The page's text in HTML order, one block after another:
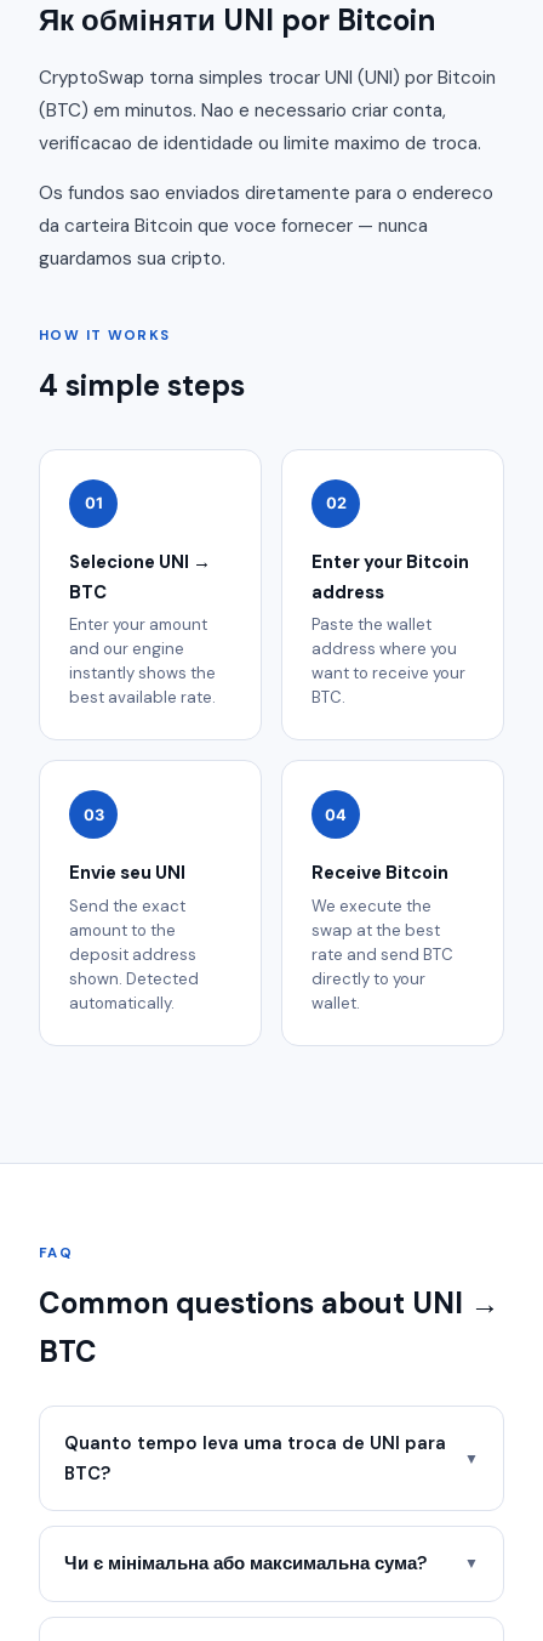
Як обміняти UNI por Bitcoin
CryptoSwap torna simples trocar UNI (UNI) por Bitcoin
(BTC) em minutos. Nao e necessario criar conta,
verificacao de identidade ou limite maximo de troca.
Os fundos sao enviados diretamente para o endereco
da carteira Bitcoin que voce fornecer — nunca
guardamos sua cripto.
HOW IT WORKS
4 simple steps
01
Selecione UNI →
BTC
Enter your amount
and our engine
instantly shows the
best available rate.
02
Enter your Bitcoin
address
Paste the wallet
address where you
want to receive your
BTC.
03
Envie seu UNI
Send the exact
amount to the
deposit address
shown. Detected
automatically.
04
Receive Bitcoin
We execute the
swap at the best
rate and send BTC
directly to your
wallet.
FAQ
Common questions about UNI →
BTC
Quanto tempo leva uma troca de UNI para
BTC?
▼
Чи є мінімальна або максимальна сума? ▼